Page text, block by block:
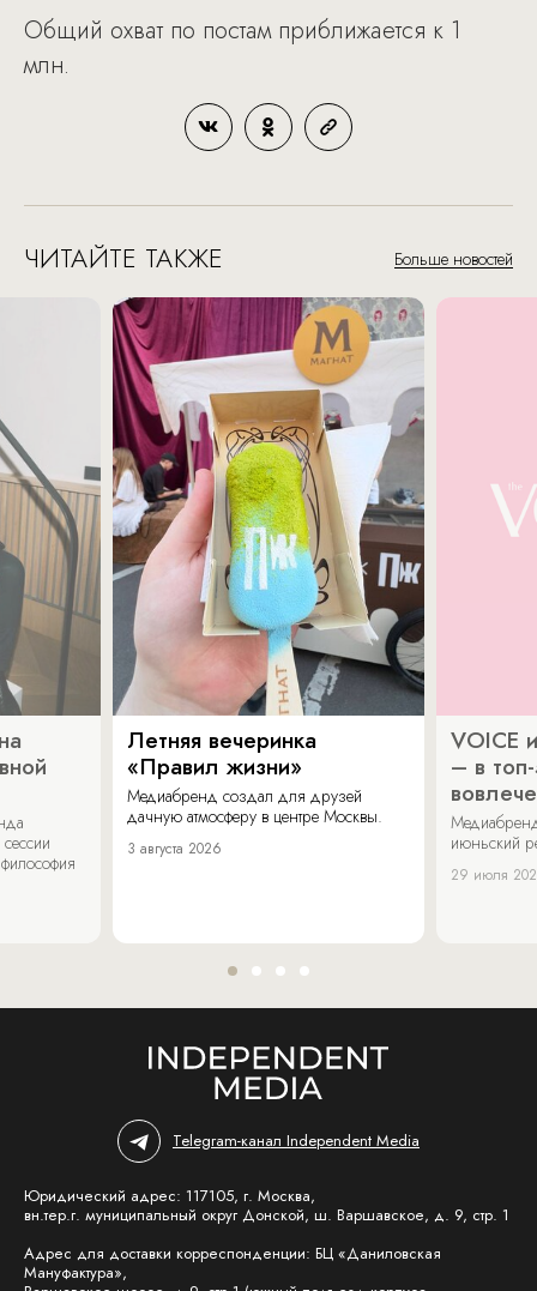
Общий охват по постам приближается к 1
млн.
ЧИТАЙТЕ ТАКЖЕ Больше новостей
Летняя вечеринка
«Правил жизни»
Медиабренд создал для друзей
дачную атмосферу в центре Москвы.
3 августа 2026
VOICE
– в
июньский
29 июля
Telegram-канал Independent Media
Юридический адрес: 117105, г. Москва,
вн.тер.г. муниципальный округ Донской, ш. Варшавское, д. 9, стр. 1
Адрес для доставки корреспонденции: БЦ «Даниловская
Мануфактура»,